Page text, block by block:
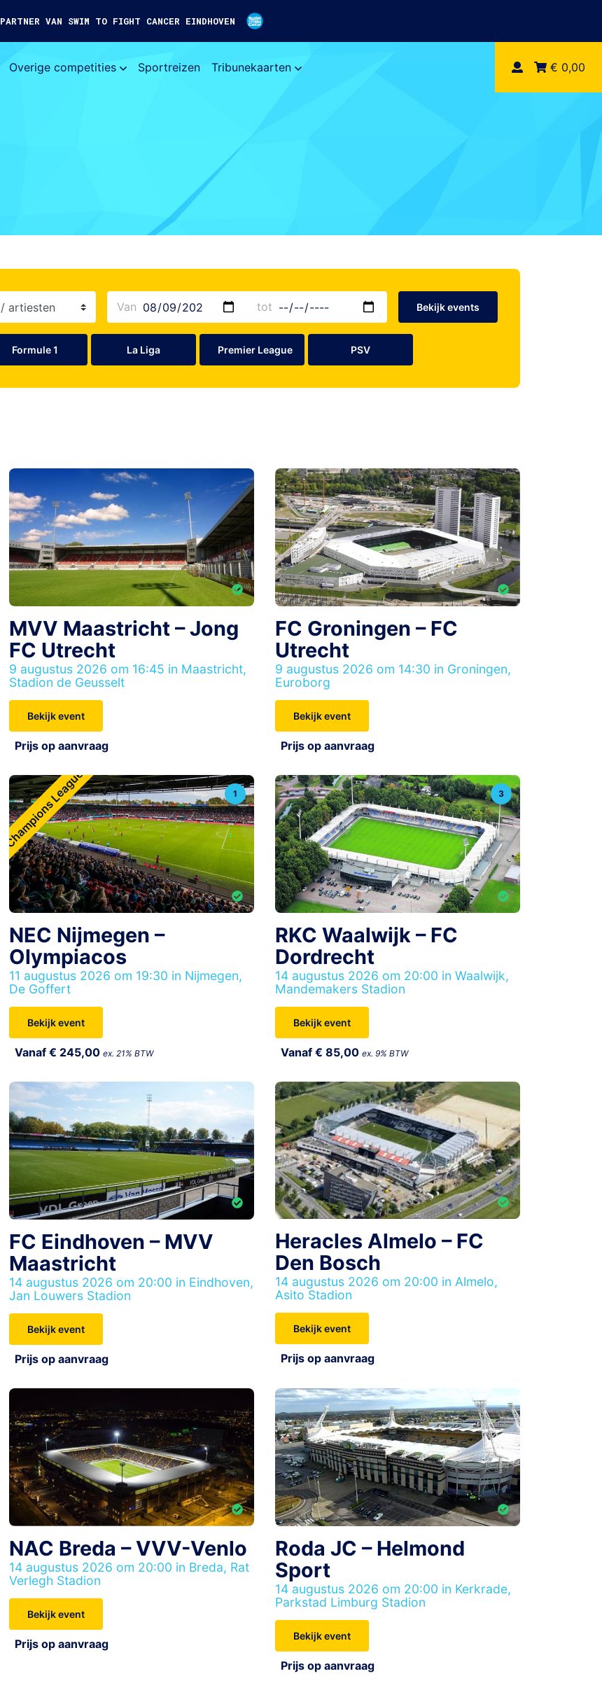
PARTNER VAN SWIM TO FIGHT CANCER EINDHOVEN
Overige competities Sportreizen Tribunekaarten € 0,00
Bekijk events
Formule 1 La Liga Premier League PSV
MVV Maastricht – Jong
FC Utrecht
9 augustus 2026 om 16:45 in Maastricht,
Stadion de Geusselt
Bekijk event
Prijs op aanvraag
FC Groningen – FC
Utrecht
9 augustus 2026 om 14:30 in Groningen,
Euroborg
Bekijk event
Prijs op aanvraag
Champions League
NEC Nijmegen –
Olympiacos
11 augustus 2026 om 19:30 in Nijmegen,
De Goffert
Bekijk event
Vanaf € 245,00 ex. 21% BTW
1
RKC Waalwijk – FC
Dordrecht
14 augustus 2026 om 20:00 in Waalwijk,
Mandemakers Stadion
Bekijk event
Vanaf € 85,00 ex. 9% BTW
3
FC Eindhoven – MVV
Maastricht
14 augustus 2026 om 20:00 in Eindhoven,
Jan Louwers Stadion
Bekijk event
Prijs op aanvraag
Heracles Almelo – FC
Den Bosch
14 augustus 2026 om 20:00 in Almelo,
Asito Stadion
Bekijk event
Prijs op aanvraag
NAC Breda – VVV-Venlo
14 augustus 2026 om 20:00 in Breda, Rat
Verlegh Stadion
Bekijk event
Prijs op aanvraag
Roda JC – Helmond
Sport
14 augustus 2026 om 20:00 in Kerkrade,
Parkstad Limburg Stadion
Bekijk event
Prijs op aanvraag